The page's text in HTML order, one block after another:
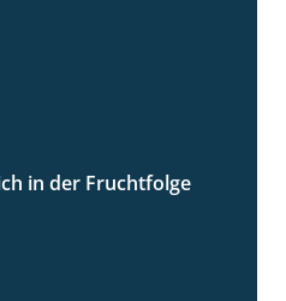
2:31
in der Fruchtfolge